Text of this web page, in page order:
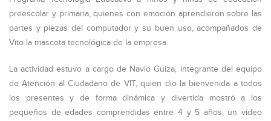
preescolar y primaria, quienes con emoción aprendieron sobre las
partes y piezas del computador y su buen uso, acompañados de
Vito la mascota tecnológica de la empresa.
La actividad estuvo a cargo de Navío Guiza, integrante del equipo
de Atención al Ciudadano de VIT, quien dio la bienvenida a todos
los presentes y de forma dinámica y divertida mostró a los
pequeños de edades comprendidas entre 4 y 5 años, un video